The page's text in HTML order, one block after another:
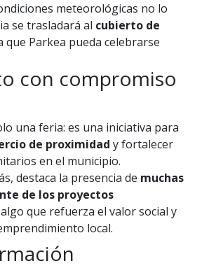
meteorológicas no lo
se trasladará al cubierto de
que Parkea pueda celebrarse
con compromiso
una feria: es una iniciativa para
de proximidad y fortalecer
en el municipio.
destaca la presencia de muchas
de los proyectos
que refuerza el valor social y
local.